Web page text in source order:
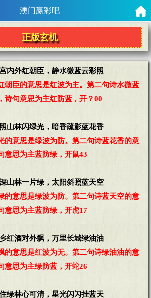
澳门赢彩吧
正版玄机
内外红朝臣，静水微蓝云彩照
朝臣的意思是红波为主。第二句诗水微蓝
诗句意思为主红防蓝，开？00
山林闪绿光，暗香疏影蓝花香
的意思是绿波为防。第二句诗蓝花香的意
意思为主蓝防绿，开鼠43
山林一片绿，太阳斜照蓝天空
的意思是绿波为防。第二句诗蓝天空的意
意思为主蓝防绿，开虎17
红酒对外飘，万里长城绿油油
的意思是红波为无。第二句诗绿油油的意
意思为主绿防蓝，开蛇26
绿林心可清，星光闪闪挂蓝天